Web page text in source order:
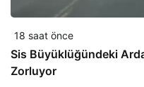
18 saat önce
Sis Büyüklüğündeki
Zorluyor